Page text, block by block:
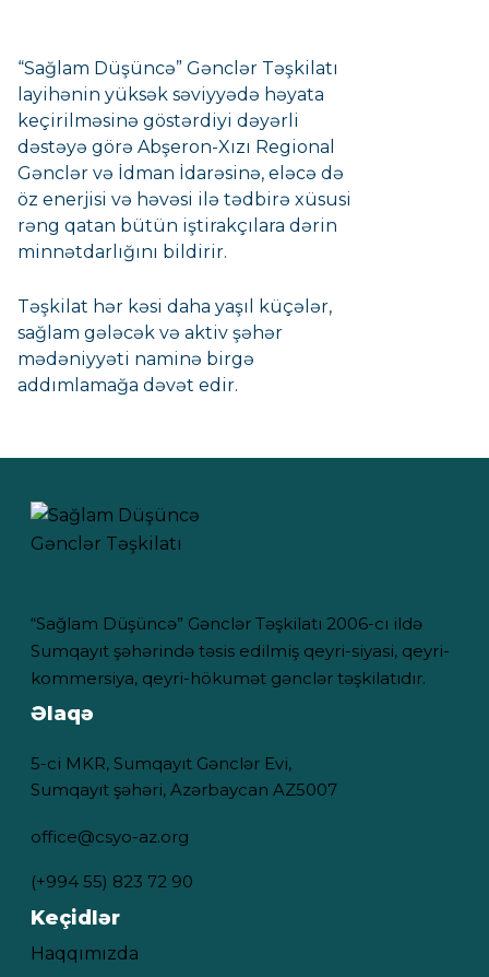
“Sağlam Düşüncə” Gənclər Təşkilatı
layihənin yüksək səviyyədə həyata
keçirilməsinə göstərdiyi dəyərli
dəstəyə görə Abşeron-Xızı Regional
Gənclər və İdman İdarəsinə, eləcə də
öz enerjisi və həvəsi ilə tədbirə xüsusi
rəng qatan bütün iştirakçılara dərin
minnətdarlığını bildirir.
Təşkilat hər kəsi daha yaşıl küçələr,
sağlam gələcək və aktiv şəhər
mədəniyyəti naminə birgə
addımlamağa dəvət edir.
“Sağlam Düşüncə” Gənclər Təşkilatı 2006-cı ildə
Sumqayıt şəhərində təsis edilmiş qeyri-siyasi, qeyri-
kommersiya, qeyri-hökumət gənclər təşkilatıdır.
Əlaqə
5-ci MKR, Sumqayıt Gənclər Evi,
Sumqayıt şəhəri, Azərbaycan AZ5007
office@csyo-az.org
(+994 55) 823 72 90
Keçidlər
Haqqımızda